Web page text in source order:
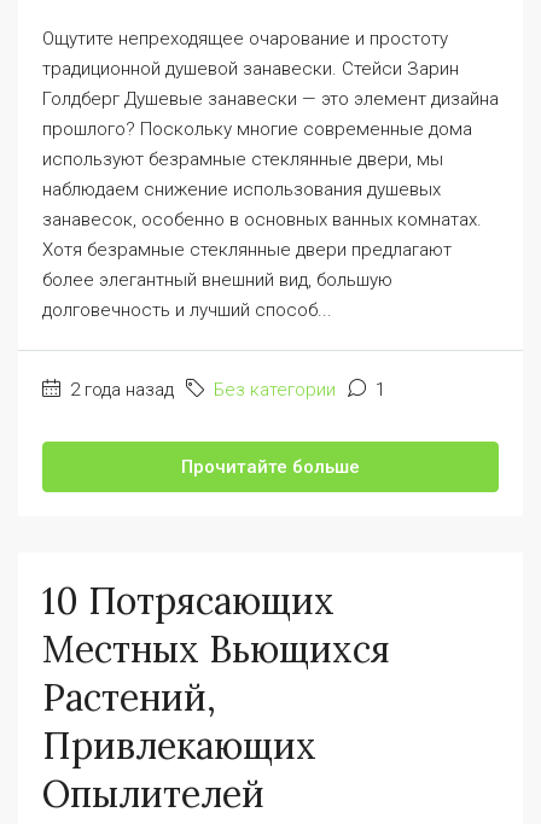
Ощутите непреходящее очарование и простоту
традиционной душевой занавески. Стейси Зарин
Голдберг Душевые занавески — это элемент дизайна
прошлого? Поскольку многие современные дома
используют безрамные стеклянные двери, мы
наблюдаем снижение использования душевых
занавесок, особенно в основных ванных комнатах.
Хотя безрамные стеклянные двери предлагают
более элегантный внешний вид, большую
долговечность и лучший способ...
2 года назад Без категории 1
Прочитайте больше
10 Потрясающих
Местных Вьющихся
Растений,
Привлекающих
Опылителей